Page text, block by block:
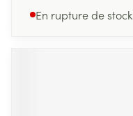
En rupture de stock